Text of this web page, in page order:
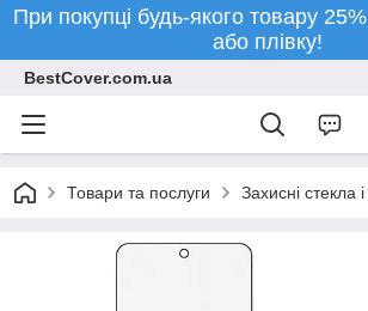
При покупці будь-якого товару
або плівку!
BestCover.com.ua
Товари та послуги Захисні стекла і